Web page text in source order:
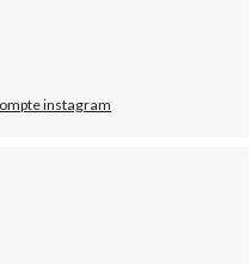
instagram